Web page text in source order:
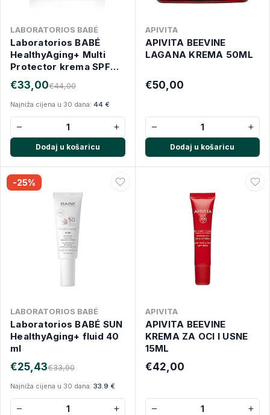
LABORATORIOS BABÉ
Laboratorios BABÉ
HealthyAging+ Multi
Protector krema SPF
30 50 ml
€44,00
€33,00
Najniža cijena u 30 dana: 44 €
− +
Dodaj u košaricu
APIVITA
APIVITA BEEVINE
LAGANA KREMA 50ML
€50,00
− +
Dodaj u košaricu
-25%
LABORATORIOS BABÉ
Laboratorios BABÉ SUN
HealthyAging+ fluid 40
ml
€33,90
€25,43
Najniža cijena u 30 dana: 33.9 €
− +
APIVITA
APIVITA BEEVINE
KREMA ZA OCI I USNE
15ML
€42,00
− +